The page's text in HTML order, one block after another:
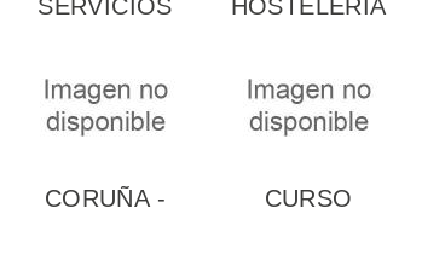
SERVICIOS
HOSTELERÍA
CORUÑA -
CURSO